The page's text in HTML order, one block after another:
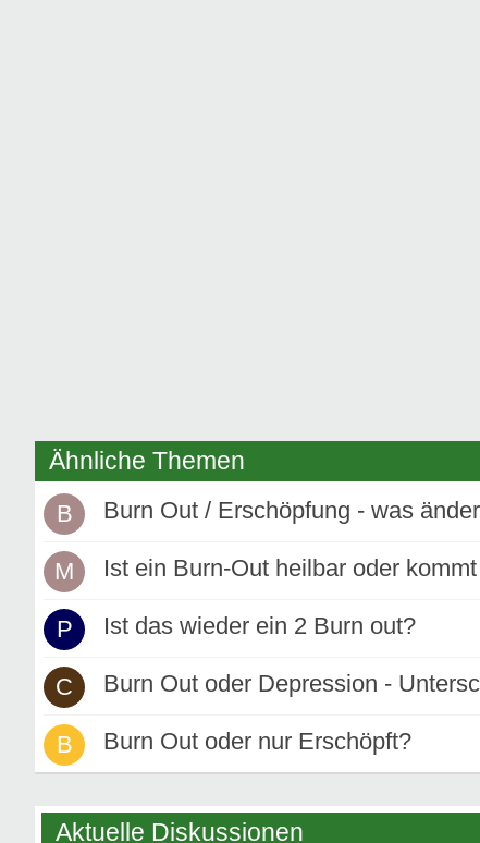
Ähnliche Themen
B Burn Out / Erschöpfung - was
M Ist ein Burn-Out heilbar oder
P Ist das wieder ein 2 Burn out?
C Burn Out oder Depression -
B Burn Out oder nur Erschöpft?
Aktuelle Diskussionen